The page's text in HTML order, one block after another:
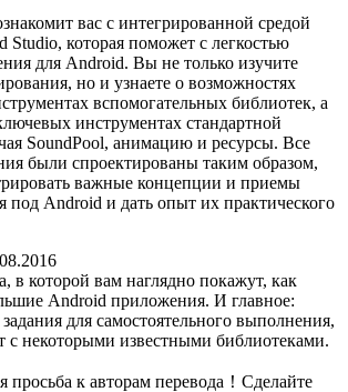
вас с интегрированной средой
Studio, которая поможет с легкостью
для Android. Вы не только изучите
но и узнаете о возможностях
вспомогательных библиотек, а
инструментах стандартной
SoundPool, анимацию и ресурсы. Все
были спроектированы таким образом,
важные концепции и приемы
под Android и дать опыт их практического
в которой вам наглядно покажут, как
Android приложения. И главное:
задания для самостоятельного выполнения,
с некоторыми известными библиотеками.
просьба к авторам перевода！Сделайте